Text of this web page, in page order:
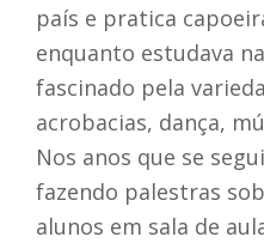
país e pratica
enquanto estudava
fascinado pela
acrobacias, dança,
Nos anos que se
fazendo palestras
alunos em sala de